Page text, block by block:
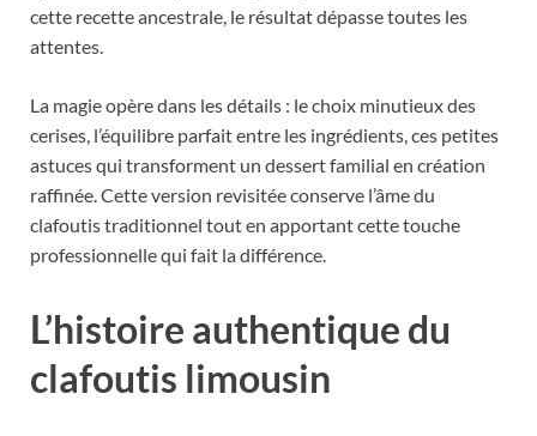
cette recette ancestrale, le résultat dépasse toutes les
attentes.
La magie opère dans les détails : le choix minutieux des
cerises, l’équilibre parfait entre les ingrédients, ces petites
astuces qui transforment un dessert familial en création
raffinée. Cette version revisitée conserve l’âme du
clafoutis traditionnel tout en apportant cette touche
professionnelle qui fait la différence.
L’histoire authentique du
clafoutis limousin